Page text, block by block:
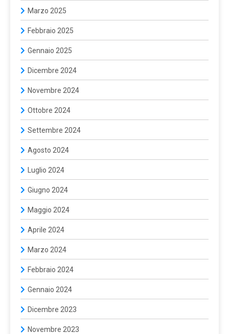
Marzo 2025
Febbraio 2025
Gennaio 2025
Dicembre 2024
Novembre 2024
Ottobre 2024
Settembre 2024
Agosto 2024
Luglio 2024
Giugno 2024
Maggio 2024
Aprile 2024
Marzo 2024
Febbraio 2024
Gennaio 2024
Dicembre 2023
Novembre 2023